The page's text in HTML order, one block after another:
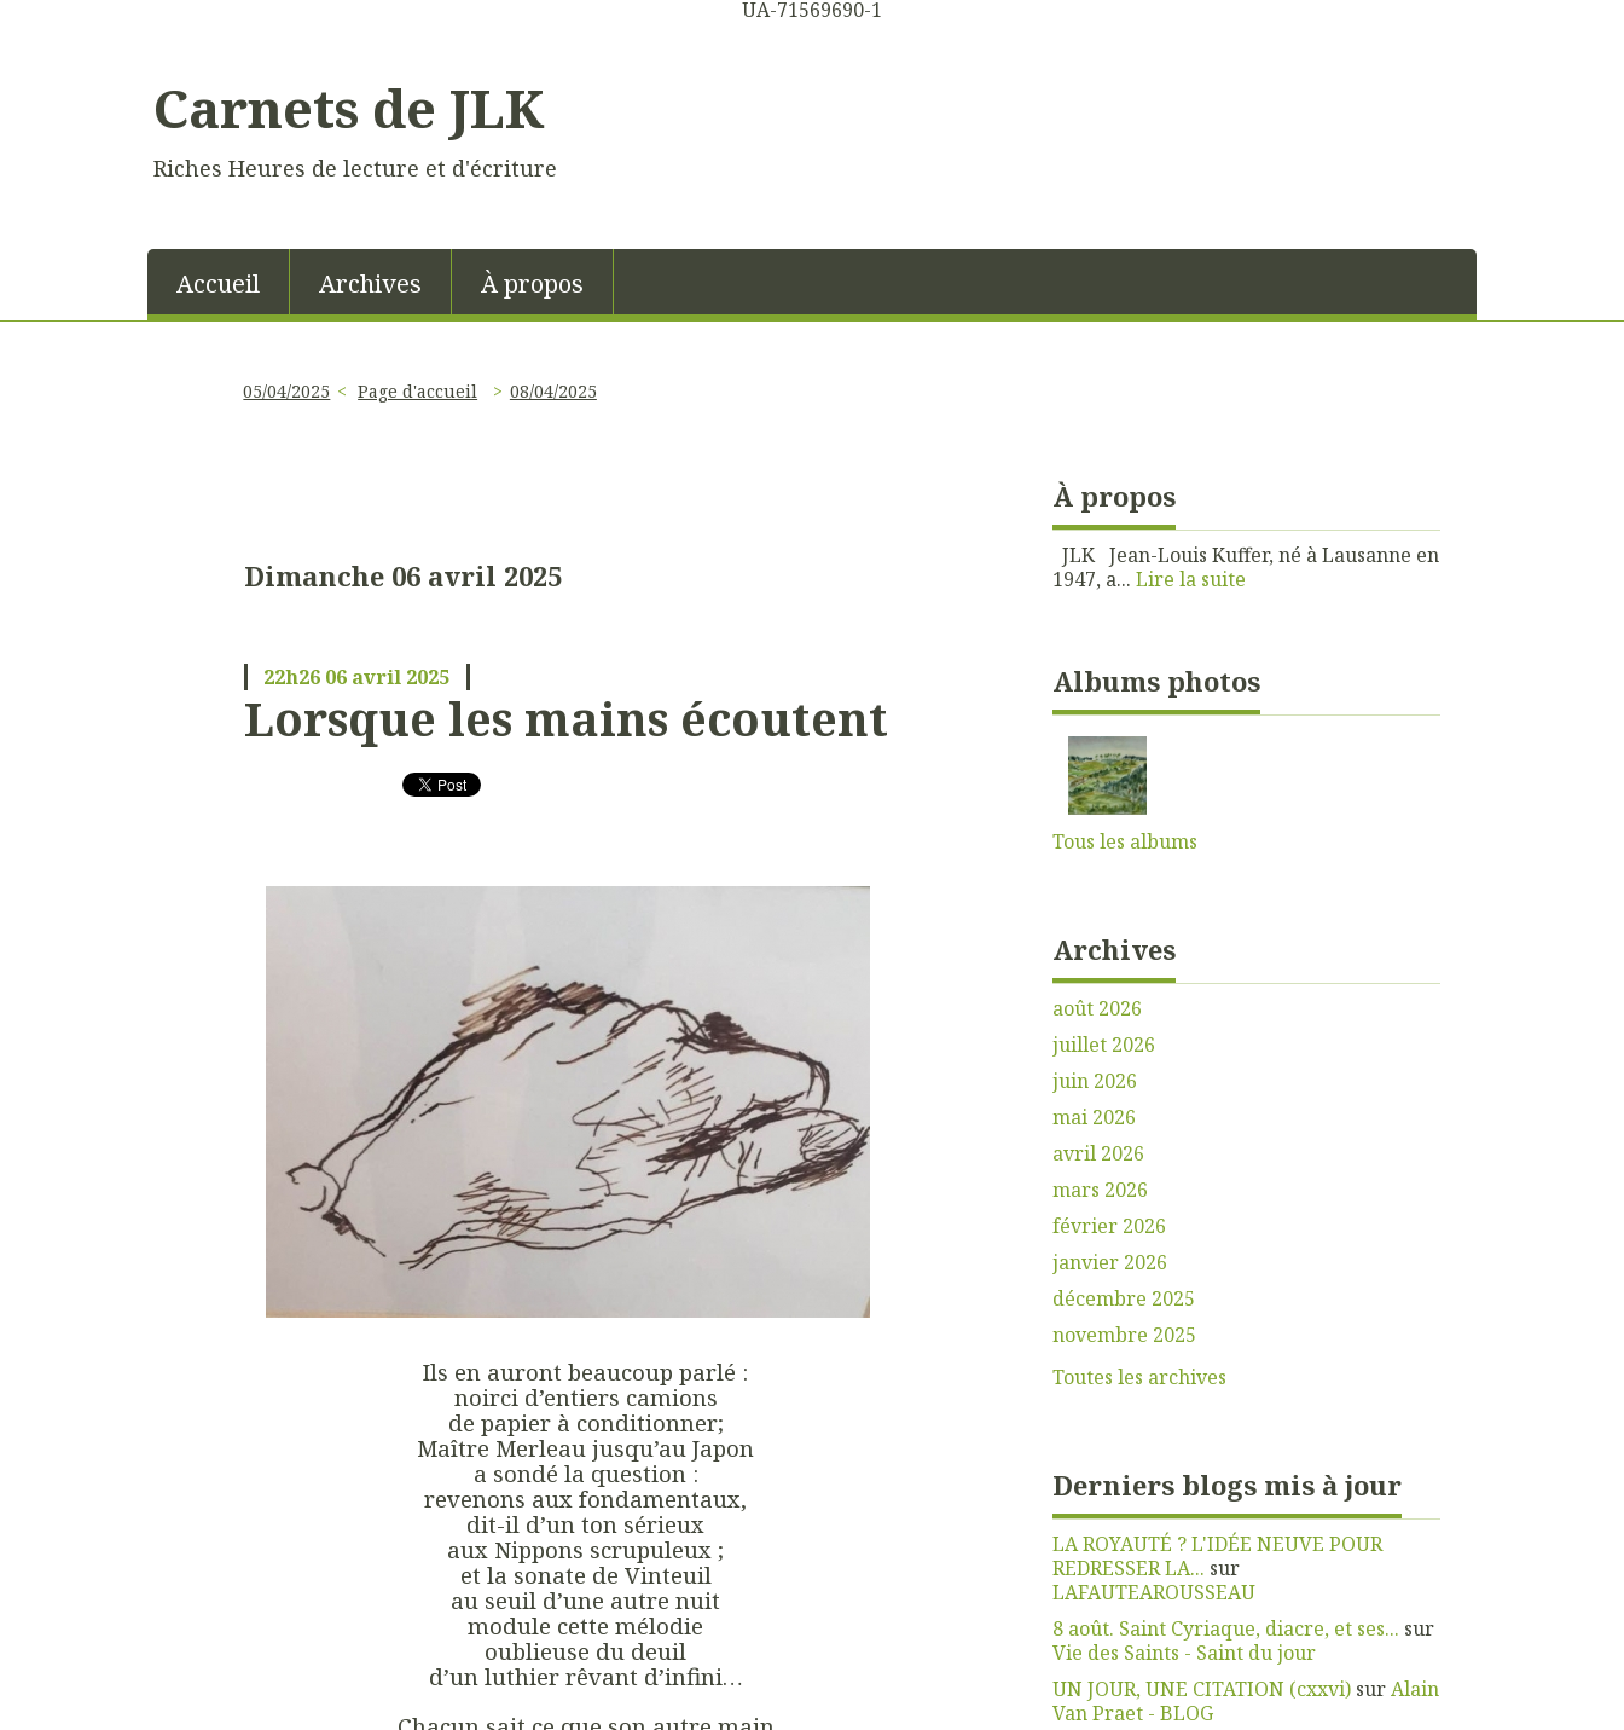
UA-71569690-1
Carnets de JLK
Riches Heures de lecture et d'écriture
Accueil Archives À propos
05/04/2025 Page d'accueil 08/04/2025
Dimanche 06 avril 2025
22h26 06 avril 2025
Lorsque les mains écoutent
Ils en auront beaucoup parlé :
noirci d’entiers camions
de papier à conditionner;
Maître Merleau jusqu’au Japon
a sondé la question :
revenons aux fondamentaux,
dit-il d’un ton sérieux
aux Nippons scrupuleux ;
et la sonate de Vinteuil
au seuil d’une autre nuit
module cette mélodie
oublieuse du deuil
d’un luthier rêvant d’infini…
À propos
JLK Jean-Louis Kuffer, né à Lausanne en
1947, a... Lire la suite
Albums photos
Tous les albums
Archives
août 2026
juillet 2026
juin 2026
mai 2026
avril 2026
mars 2026
février 2026
janvier 2026
décembre 2025
novembre 2025
Toutes les archives
Derniers blogs mis à jour
LA ROYAUTÉ ? L'IDÉE NEUVE POUR
REDRESSER LA... sur
LAFAUTEAROUSSEAU
8 août. Saint Cyriaque, diacre, et ses... sur
Vie des Saints - Saint du jour
UN JOUR, UNE CITATION (cxxvi)surAlain
Van Praet - BLOG